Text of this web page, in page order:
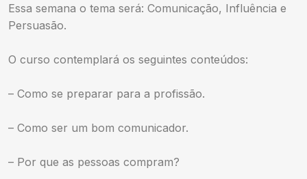
Essa semana o tema será: Comunicação, Influência e
Persuasão.
O curso contemplará os seguintes conteúdos:
– Como se preparar para a profissão.
– Como ser um bom comunicador.
– Por que as pessoas compram?